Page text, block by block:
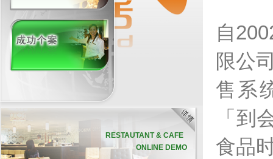
RESTAUTANT & CAFE
ONLINE DEMO
自
限公
售系
「到
食品